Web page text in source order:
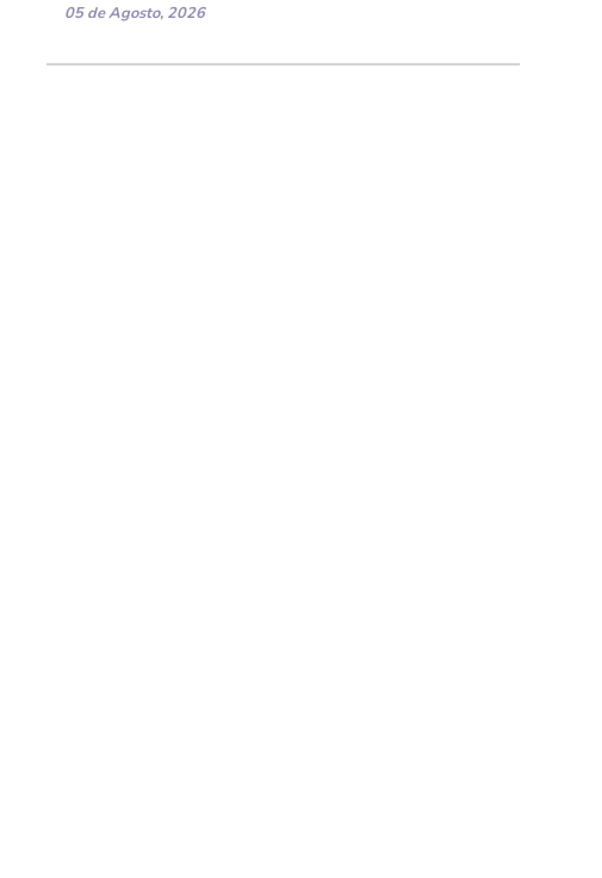
05 de Agosto, 2026